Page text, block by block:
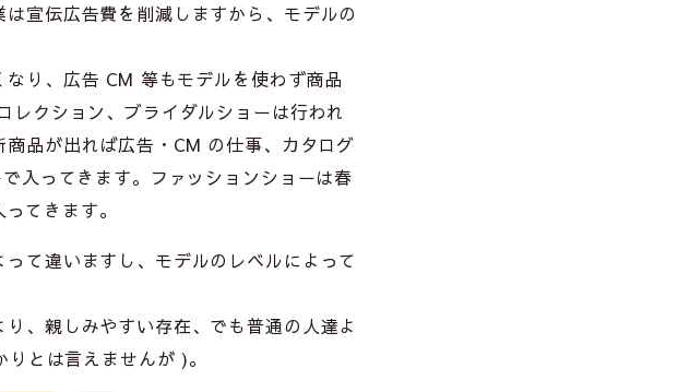
宣伝広告費を削減しますから、モデルの
り、広告 CM 等もモデルを使わず商品
レクション、ブライダルショーは行われ
品が出れば広告・CM の仕事、カタログ
入ってきます。ファッションショーは春
てきます。
て違いますし、モデルのレベルによって
、親しみやすい存在、でも普通の人達よ
とは言えませんが )。